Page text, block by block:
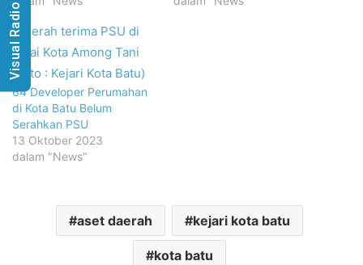
64 Developer Perumahan
di Kota Batu Belum
Serahkan PSU
13 Oktober 2023
dalam "News"
aset daerah kejari kota batu
kota batu
Visual Radio